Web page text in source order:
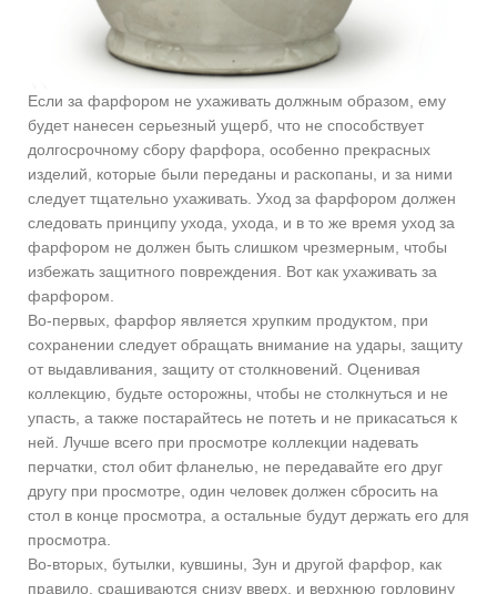
Если за фарфором не ухаживать должным образом, ему
будет нанесен серьезный ущерб, что не способствует
долгосрочному сбору фарфора, особенно прекрасных
изделий, которые были переданы и раскопаны, и за ними
следует тщательно ухаживать. Уход за фарфором должен
следовать принципу ухода, ухода, и в то же время уход за
фарфором не должен быть слишком чрезмерным, чтобы
избежать защитного повреждения. Вот как ухаживать за
фарфором.
Во-первых, фарфор является хрупким продуктом, при
сохранении следует обращать внимание на удары, защиту
от выдавливания, защиту от столкновений. Оценивая
коллекцию, будьте осторожны, чтобы не столкнуться и не
упасть, а также постарайтесь не потеть и не прикасаться к
ней. Лучше всего при просмотре коллекции надевать
перчатки, стол обит фланелью, не передавайте его друг
другу при просмотре, один человек должен сбросить на
стол в конце просмотра, а остальные будут держать его для
просмотра.
Во-вторых, бутылки, кувшины, Зун и другой фарфор, как
правило, сращиваются снизу вверх, и верхнюю горловину